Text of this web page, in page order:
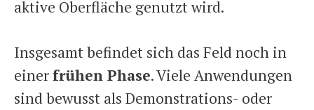
aktive Oberfläche genutzt wird.
Insgesamt befindet sich das Feld noch in
einer frühen Phase. Viele Anwendungen
sind bewusst als Demonstrations- oder